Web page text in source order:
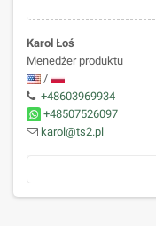
Karol Łoś
Menedżer produktu
/
+48603969934
+48507526097
karol@ts2.pl